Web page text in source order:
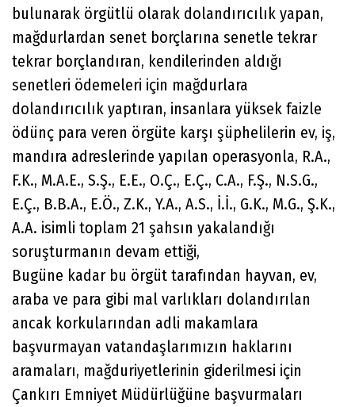
bulunarak örgütlü olarak dolandırıcılık yapan,
mağdurlardan senet borçlarına senetle tekrar
tekrar borçlandıran, kendilerinden aldığı
senetleri ödemeleri için mağdurlara
dolandırıcılık yaptıran, insanlara yüksek faizle
ödünç para veren örgüte karşı şüphelilerin ev, iş,
mandıra adreslerinde yapılan operasyonla, R.A.,
F.K., M.A.E., S.Ş., E.E., O.Ç., E.Ç., C.A., F.Ş., N.S.G.,
E.Ç., B.B.A., E.Ö., Z.K., Y.A., A.S., İ.İ., G.K., M.G., Ş.K.,
A.A. isimli toplam 21 şahsın yakalandığı
soruşturmanın devam ettiği,
Bugüne kadar bu örgüt tarafından hayvan, ev,
araba ve para gibi mal varlıkları dolandırılan
ancak korkularından adli makamlara
başvurmayan vatandaşlarımızın haklarını
aramaları, mağduriyetlerinin giderilmesi için
Çankırı Emniyet Müdürlüğüne başvurmaları